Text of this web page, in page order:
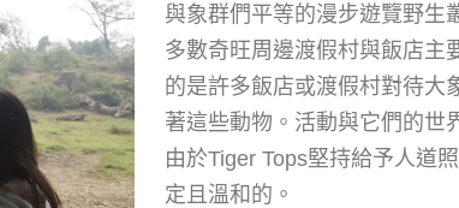
與象群們平等的漫步遊覽野生
多數奇旺周邊渡假村與飯店主
的是許多飯店或渡假村對待大
著這些動物 。 活動與它們的世
由於Tiger Tops堅持給予人道
定且溫和的。